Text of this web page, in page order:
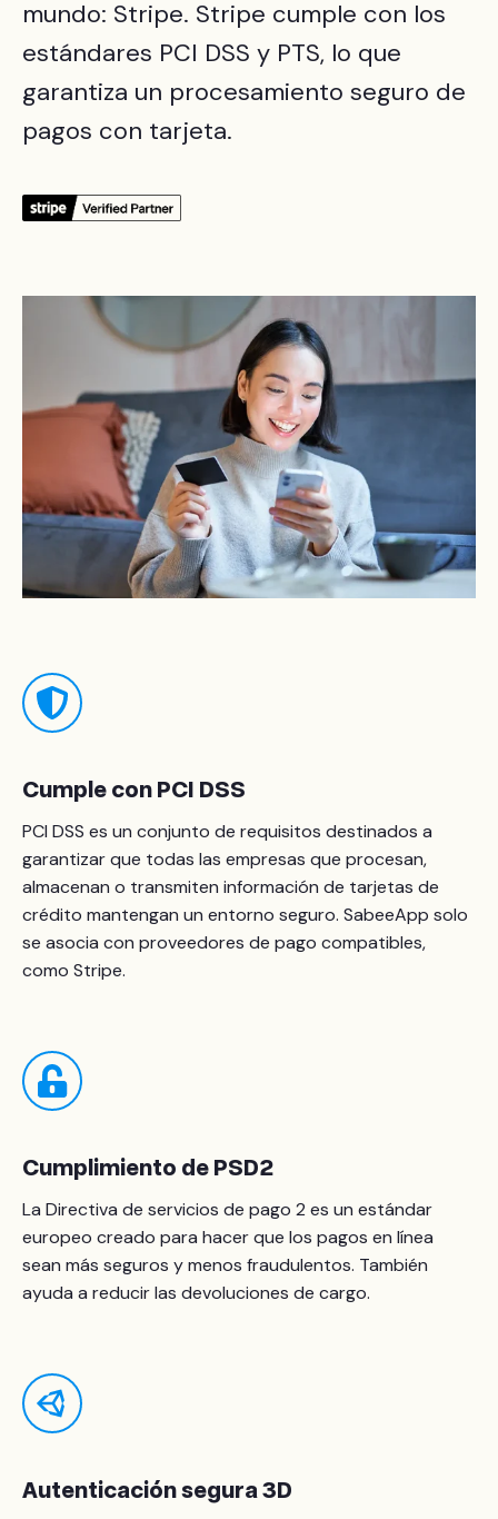
mundo: Stripe. Stripe cumple con los
estándares PCI DSS y PTS, lo que
garantiza un procesamiento seguro de
pagos con tarjeta.
Cumple con PCI DSS
PCI DSS es un conjunto de requisitos destinados a
garantizar que todas las empresas que procesan,
almacenan o transmiten información de tarjetas de
crédito mantengan un entorno seguro. SabeeApp solo
se asocia con proveedores de pago compatibles,
como Stripe.
Cumplimiento de PSD2
La Directiva de servicios de pago 2 es un estándar
europeo creado para hacer que los pagos en línea
sean más seguros y menos fraudulentos. También
ayuda a reducir las devoluciones de cargo.
Autenticación segura 3D